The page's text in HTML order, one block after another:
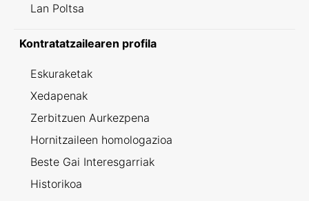
Lan Poltsa
Kontratatzailearen profila
Eskuraketak
Xedapenak
Zerbitzuen Aurkezpena
Hornitzaileen homologazioa
Beste Gai Interesgarriak
Historikoa